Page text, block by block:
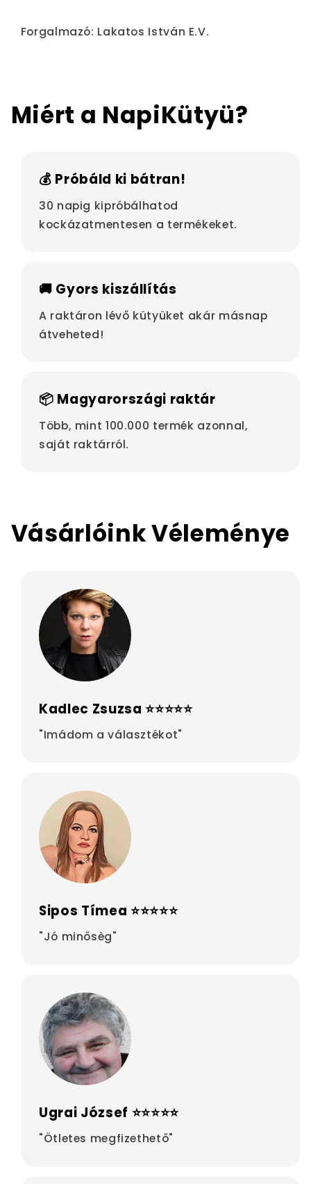
Forgalmazó: Lakatos István E.V.
Miért a NapiKütyü?
💰 Próbáld ki bátran!
30 napig kipróbálhatod
kockázatmentesen a termékeket.
🚚 Gyors kiszállítás
A raktáron lévő kütyüket akár másnap
átveheted!
📦 Magyarországi raktár
Több, mint 100.000 termék azonnal,
saját raktárról.
Vásárlóink Véleménye
Kadlec Zsuzsa ⭐⭐⭐⭐⭐
"Imádom a választékot"
Sipos Tímea ⭐⭐⭐⭐⭐
"Jó minősèg"
Ugrai József ⭐⭐⭐⭐⭐
"Ötletes megfizethető"